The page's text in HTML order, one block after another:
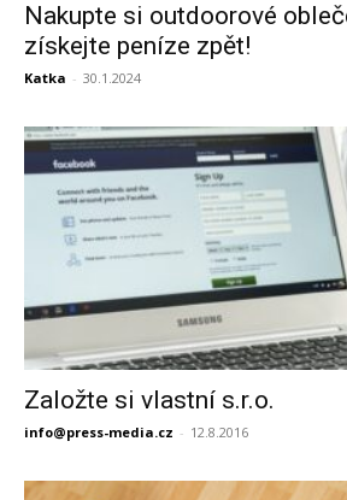
Nakupte si outdoorové
získejte peníze zpět!
Katka - 30.1.2024
Založte si vlastní s.r.o.
info@press-media.cz - 12.8.2016